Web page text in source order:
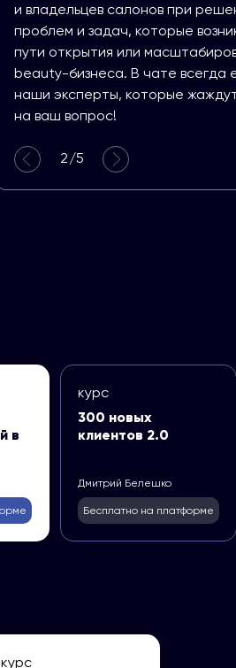
и владельцев салонов при
проблем и задач, которые
пути открытия или
beauty-бизнеса. В чате всегда
наши эксперты, которые
на ваш вопрос!
2/5
в
курс
300 новых
клиентов 2.0
Бесплатно на платформе
Дмитрий Белешко
курс